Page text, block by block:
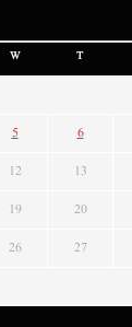
W T
5 6
12 13
19 20
26 27